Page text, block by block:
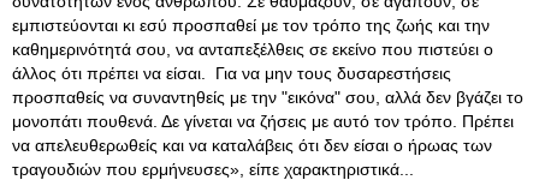
εμπιστεύονται κι εσύ προσπαθεί με τον τρόπο της ζωής και την
καθημερινότητά σου, να ανταπεξέλθεις σε εκείνο που πιστεύει ο
άλλος ότι πρέπει να είσαι. Για να μην τους δυσαρεστήσεις
προσπαθείς να συναντηθείς με την "εικόνα" σου, αλλά δεν βγάζει το
μονοπάτι πουθενά. Δε γίνεται να ζήσεις με αυτό τον τρόπο. Πρέπει
να απελευθερωθείς και να καταλάβεις ότι δεν είσαι ο ήρωας των
τραγουδιών που ερμήνευσες», είπε χαρακτηριστικά...